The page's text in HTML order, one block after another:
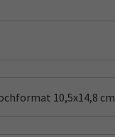
10,5x14,8 cm